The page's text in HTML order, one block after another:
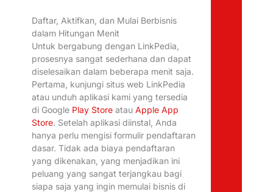
Daftar, Aktifkan, dan Mulai Berbisnis
dalam Hitungan Menit
Untuk bergabung dengan LinkPedia,
prosesnya sangat sederhana dan dapat
diselesaikan dalam beberapa menit saja.
Pertama, kunjungi situs web LinkPedia
atau unduh aplikasi kami yang tersedia
di Google Play Storeatau Apple App
Store. Setelah aplikasi diinstal, Anda
hanya perlu mengisi formulir pendaftaran
dasar. Tidak ada biaya pendaftaran
yang dikenakan, yang menjadikan ini
peluang yang sangat terjangkau bagi
siapa saja yang ingin memulai bisnis di